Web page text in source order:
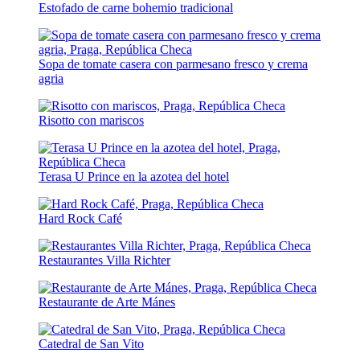
Estofado de carne bohemio tradicional
Sopa de tomate casera con parmesano fresco y crema
agria
Risotto con mariscos
Terasa U Prince en la azotea del hotel
Hard Rock Café
Restaurantes Villa Richter
Restaurante de Arte Mánes
Catedral de San Vito